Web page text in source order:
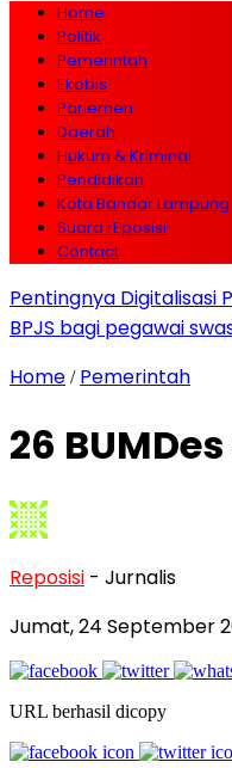
Home
Politik
Pemerintah
Ekobis
Parlemen
Daerah
Hukum & Kriminal
Pendidikan
Kota Bandar Lampung
Suara rEposisi
Contact
Pentingnya Digitalisasi
BPJS bagi pegawai
Home / Pemerintah
26
Reposisi - Jurnalis
Jumat, 24 September
URL berhasil dicopy